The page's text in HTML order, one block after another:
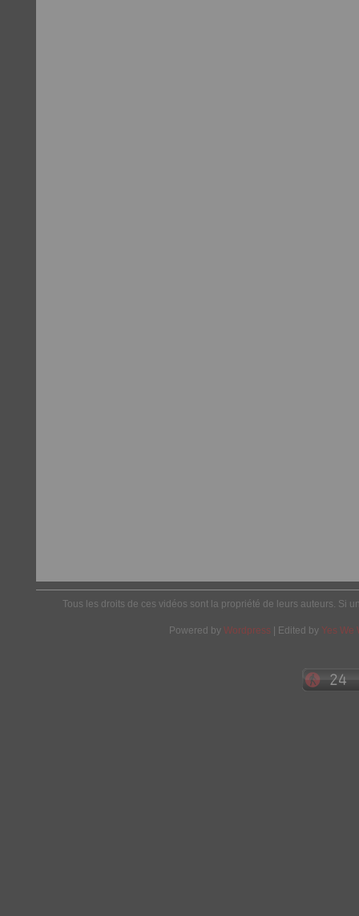
Tous les droits de ces vidéos sont la propriété de leurs auteurs. Si
Powered by Wordpress | Edited by Yes We